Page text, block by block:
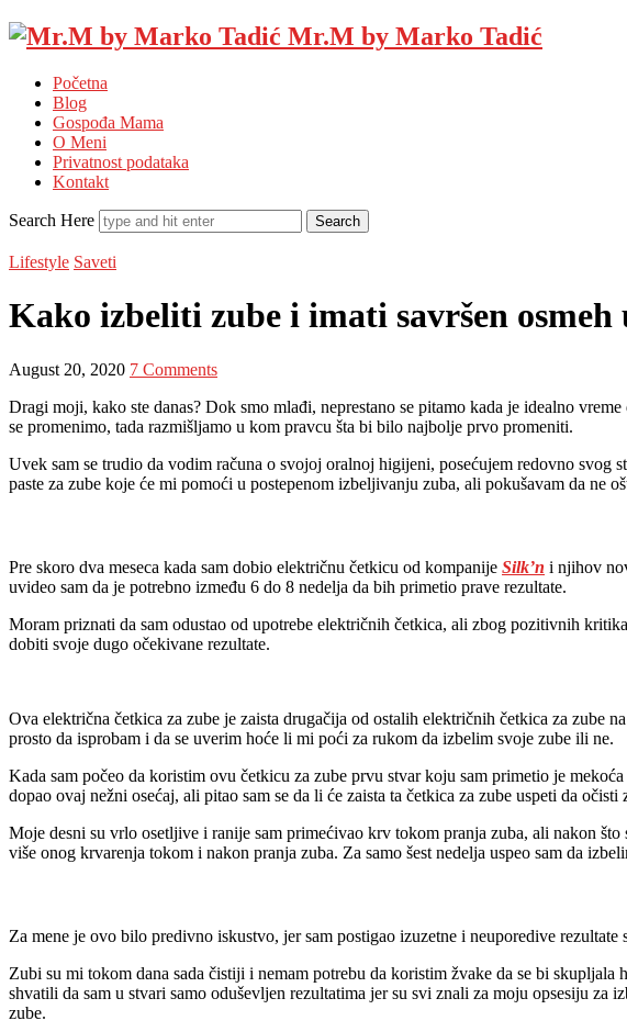
Mr.M by Marko Tadić
Početna
Blog
Gospođa Mama
O Meni
Privatnost podataka
Kontakt
Search Here
Lifestyle Saveti
Kako izbeliti zube i imati savršen osmeh
August 20, 2020 7 Comments
Dragi moji, kako ste danas? Dok smo mlađi, neprestano se pitamo kada je idealno
se promenimo, tada razmišljamo u kom pravcu šta bi bilo najbolje prvo promeniti.
Uvek sam se trudio da vodim računa o svojoj oralnoj higijeni, posećujem redovno
paste za zube koje će mi pomoći u postepenom izbeljivanju zuba, ali pokušavam da ne
Pre skoro dva meseca kada sam dobio električnu četkicu od kompanije Silk’n i njihov
uvideo sam da je potrebno između 6 do 8 nedelja da bih primetio prave rezultate.
Moram priznati da sam odustao od upotrebe električnih četkica, ali zbog pozitivnih
dobiti svoje dugo očekivane rezultate.
Ova električna četkica za zube je zaista drugačija od ostalih električnih četkica za zube
prosto da isprobam i da se uverim hoće li mi poći za rukom da izbelim svoje zube ili ne.
Kada sam počeo da koristim ovu četkicu za zube prvu stvar koju sam primetio je
dopao ovaj nežni osećaj, ali pitao sam se da li će zaista ta četkica za zube uspeti da
Moje desni su vrlo osetljive i ranije sam primećivao krv tokom pranja zuba, ali nakon
više onog krvarenja tokom i nakon pranja zuba. Za samo šest nedelja uspeo sam da
Za mene je ovo bilo predivno iskustvo, jer sam postigao izuzetne i neuporedive
Zubi su mi tokom dana sada čistiji i nemam potrebu da koristim žvake da se bi
shvatili da sam u stvari samo oduševljen rezultatima jer su svi znali za moju opsesiju
zube.